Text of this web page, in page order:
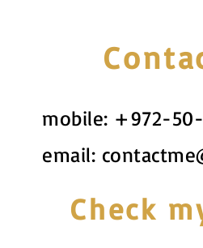
mobile: +972-
email:
Check